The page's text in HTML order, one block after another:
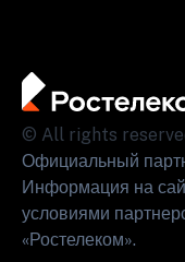
© All rights
Официальный
Информация на
условиями
«Ростелеком».